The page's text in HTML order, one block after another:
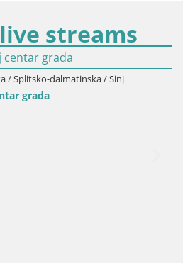
streams
/ Sinj